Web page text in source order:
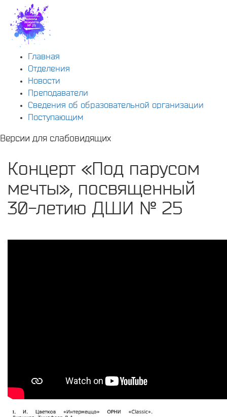
Главная
Отделения
Новости
Преподаватели
Сведения об образовательной организации
Поступающим
Версии для слабовидящих
Концерт «Под парусом
мечты», посвященный
30-летию ДШИ № 25